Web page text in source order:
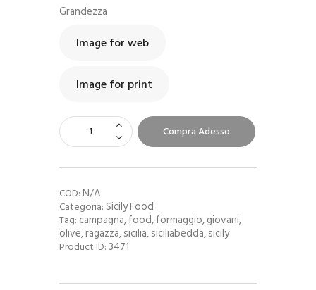
Grandezza
Image for web
Image for print
Compra Adesso
COD:N/A
Categoria: Sicily Food
Tag: campagna,food,formaggio,giovani,
olive,ragazza,sicilia,siciliabedda,sicily
Product ID: 3471